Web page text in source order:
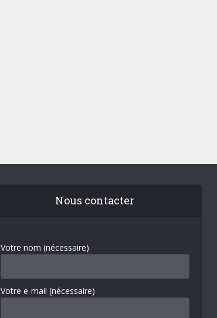
Nous contacter
Votre nom (nécessaire)
Votre e-mail (nécessaire)